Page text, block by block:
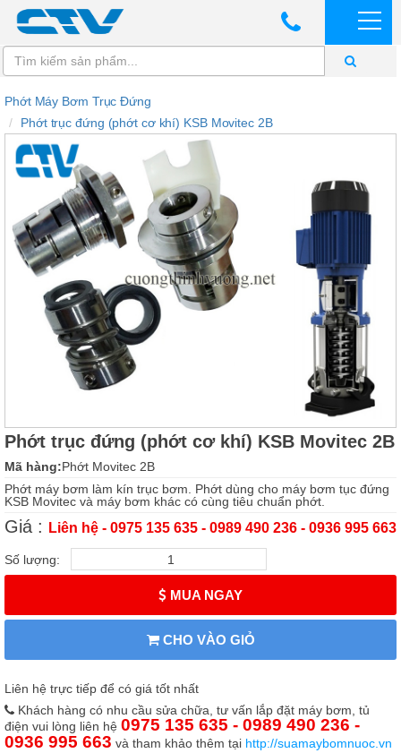
Phớt Máy Bơm Trục Đứng
Phớt trục đứng (phớt cơ khí) KSB Movitec 2B
Phớt trục đứng (phớt cơ khí) KSB Movitec 2B
Mã hàng:Phớt Movitec 2B
Phớt máy bơm làm kín trục bơm. Phớt dùng cho máy bơm tục đứng
KSB Movitec và máy bơm khác có cùng tiêu chuẩn phớt.
Giá : Liên hệ - 0975 135 635 - 0989 490 236 - 0936 995 663
Số lượng:
MUA NGAY
CHO VÀO GIỎ
Liên hệ trực tiếp để có giá tốt nhất
Khách hàng có nhu cầu sửa chữa, tư vấn lắp đặt máy bơm, tủ
điện vui lòng liên hệ 0975 135 635 - 0989 490 236 -
0936 995 663 và tham khảo thêm tại http://suamaybomnuoc.vn